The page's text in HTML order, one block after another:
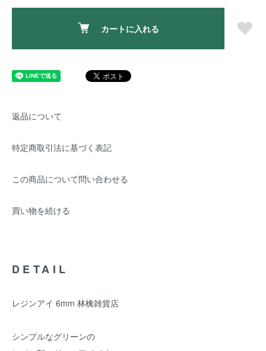
カートに入れる
返品について
特定商取引法に基づく表記
この商品について問い合わせる
買い物を続ける
DETAIL
レジンアイ 6mm 林檎雑貨店
シンプルなグリーンの